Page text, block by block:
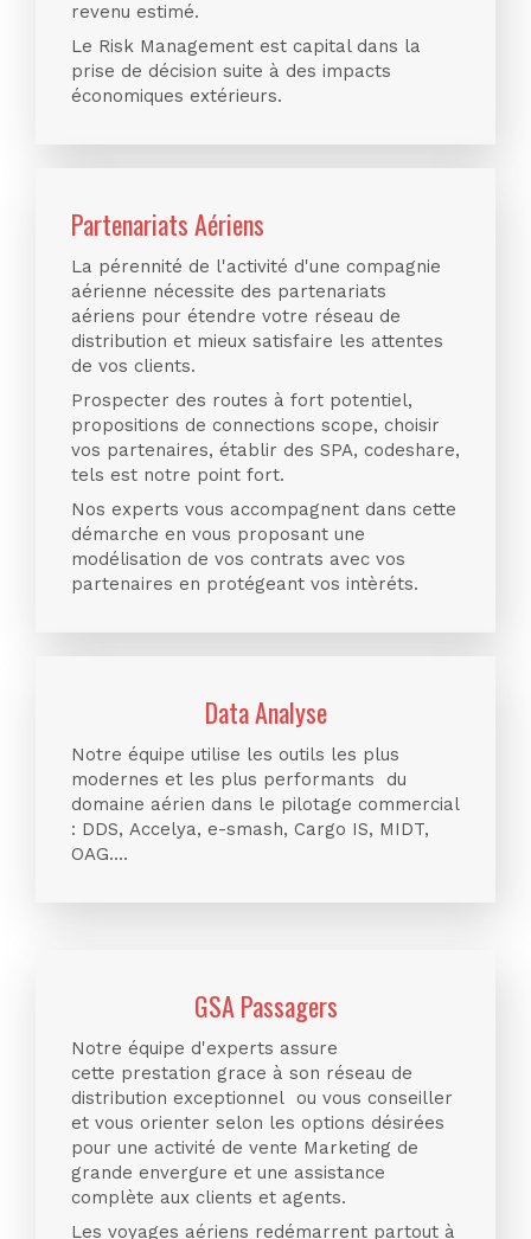
revenu estimé.
Le Risk Management est capital dans la
prise de décision suite à des impacts
économiques extérieurs.
Partenariats Aériens
La pérennité de l'activité d'une compagnie
aérienne nécessite des partenariats
aériens pour étendre votre réseau de
distribution et mieux satisfaire les attentes
de vos clients.
Prospecter des routes à fort potentiel,
propositions de connections scope, choisir
vos partenaires, établir des SPA, codeshare,
tels est notre point fort.
Nos experts vous accompagnent dans cette
démarche en vous proposant une
modélisation de vos contrats avec vos
partenaires en protégeant vos intèréts.
Data Analyse
Notre équipe utilise les outils les plus
modernes et les plus performants du
domaine aérien dans le pilotage commercial
: DDS, Accelya, e-smash, Cargo IS, MIDT,
OAG....
GSA Passagers
Notre équipe d'experts assure
cette prestation grace à son réseau de
distribution exceptionnel ou vous conseiller
et vous orienter selon les options désirées
pour une activité de vente Marketing de
grande envergure et une assistance
complète aux clients et agents.
Les voyages aériens redémarrent partout à